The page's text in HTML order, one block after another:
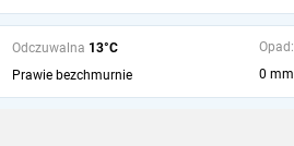
Odczuwalna 13°C
Prawie bezchmurnie
Opad:
0 mm